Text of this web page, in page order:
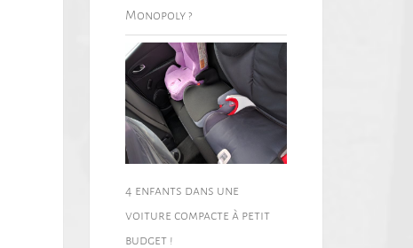
Monopoly ?
4 enfants dans une
voiture compacte à petit
budget !